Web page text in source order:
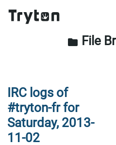
folder File
IRC logs of
#tryton-fr for
Saturday, 2013-
11-02